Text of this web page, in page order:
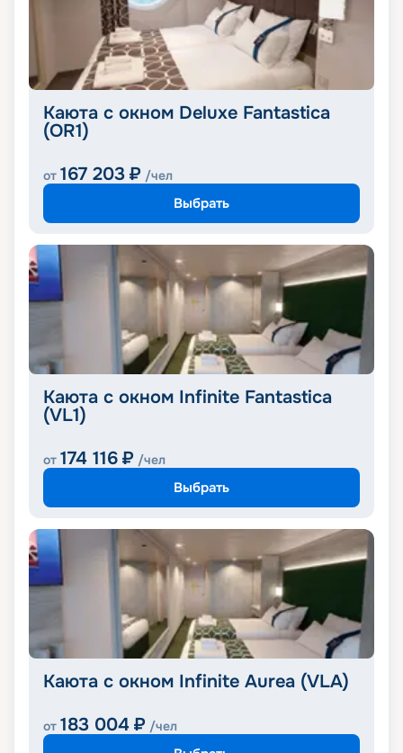
Каюта с окном Deluxe Fantastica
(OR1)
от 167 203 ₽ /чел
Выбрать
Каюта с окном Infinite Fantastica
(VL1)
от 174 116 ₽ /чел
Выбрать
Каюта с окном Infinite Aurea (VLA)
от 183 004 ₽ /чел